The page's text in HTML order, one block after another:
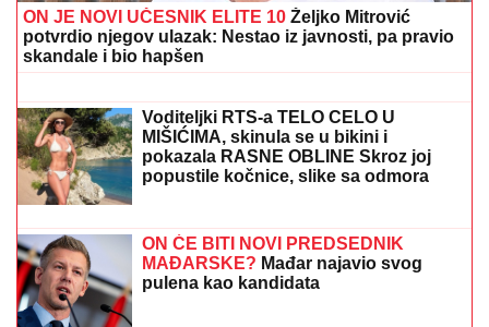
GRČKO LETO ŽENE OGNJENA
AMIDŽIĆA!Mina ističe GOLE NOGE, u
kadar upala i jahta: Tek da je vidite u
MINI BIKINIJU (FOTO)
"Ne želim da ga vidim dok ne ode na
lečenje" Dosije naslednika Hanke
Paldum ledi krv u žilama - Silovanja,
pucnjave i saobraćajke razorile